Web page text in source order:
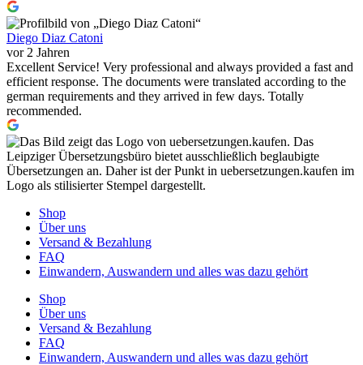
Diego Diaz Catoni
vor 2 Jahren
Excellent Service! Very professional and always provided a fast and
efficient response. The documents were translated according to the
german requirements and they arrived in few days. Totally
recommended.
Shop
Über uns
Versand & Bezahlung
FAQ
Einwandern, Auswandern und alles was dazu gehört
Shop
Über uns
Versand & Bezahlung
FAQ
Einwandern, Auswandern und alles was dazu gehört